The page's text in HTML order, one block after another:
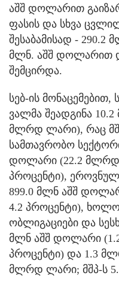
აშშ დოლარით
ფასის და სხვა
შესაბამისად -
მლნ. აშშ დოლარით
შემცირდა.
სებ-ის
ვალმა შეადგინა
მლრდ ლარი), რაც
სამთავრობო
დოლარი (22.2 მლრდ
პროცენტი),
899.0 მლნ აშშ
4.2 პროცენტი),
ობლიგაციები და
მლნ აშშ დოლარი
პროცენტი) და 1.3
მლრდ ლარი; მშპ-ს